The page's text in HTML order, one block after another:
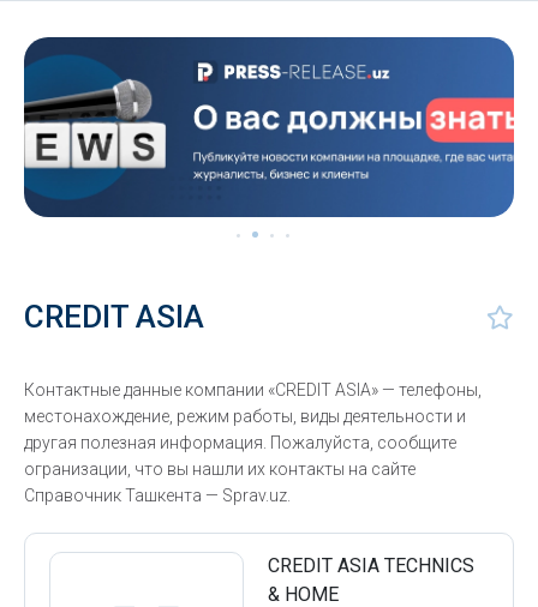
CREDIT ASIA
Контактные данные компании «CREDIT ASIA» — телефоны,
местонахождение, режим работы, виды деятельности и
другая полезная информация. Пожалуйста, сообщите
огранизации, что вы нашли их контакты на сайте
Справочник Ташкента — Sprav.uz.
CREDIT ASIA TECHNICS
& HOME